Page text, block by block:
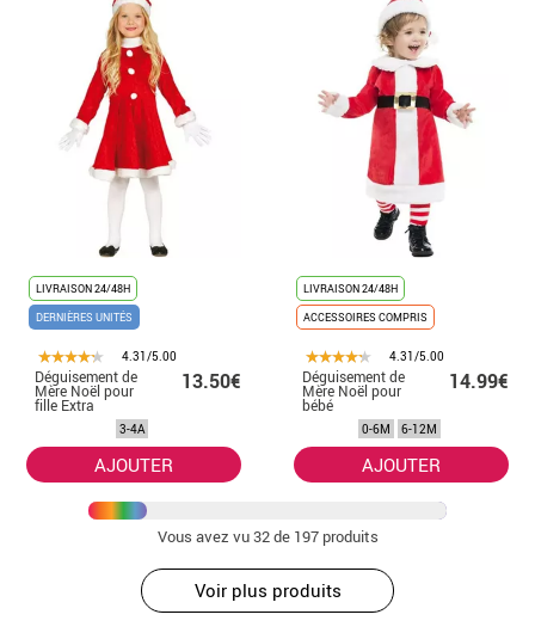
LIVRAISON 24/48H
DERNIÈRES UNITÉS
4.31/5.00
Déguisement de
Mère Noël pour
fille Extra
plusieurs tailles
13.50€
3-4A
AJOUTER
LIVRAISON 24/48H
ACCESSOIRES COMPRIS
4.31/5.00
Déguisement de
Mère Noël pour
bébé
14.99€
0-6M 6-12M
AJOUTER
Vous avez vu32de 197 produits
Voir plus produits